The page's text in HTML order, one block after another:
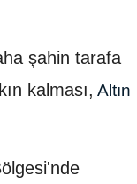
şahin tarafa
kalması, Altın